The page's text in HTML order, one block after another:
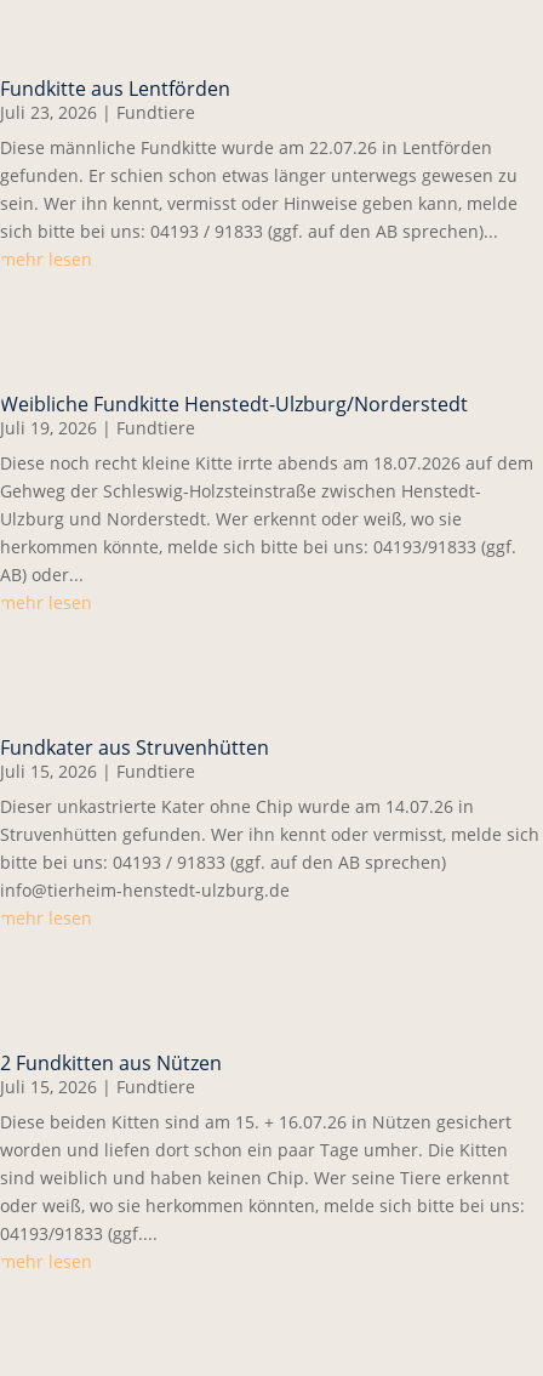
Fundkitte aus Lentförden
Juli 23, 2026 | Fundtiere
Diese männliche Fundkitte wurde am 22.07.26 in Lentförden
gefunden. Er schien schon etwas länger unterwegs gewesen zu
sein. Wer ihn kennt, vermisst oder Hinweise geben kann, melde
sich bitte bei uns: 04193 / 91833 (ggf. auf den AB sprechen)...
mehr lesen
Weibliche Fundkitte Henstedt-Ulzburg/Norderstedt
Juli 19, 2026 | Fundtiere
Diese noch recht kleine Kitte irrte abends am 18.07.2026 auf dem
Gehweg der Schleswig-Holzsteinstraße zwischen Henstedt-
Ulzburg und Norderstedt. Wer erkennt oder weiß, wo sie
herkommen könnte, melde sich bitte bei uns: 04193/91833 (ggf.
AB) oder...
mehr lesen
Fundkater aus Struvenhütten
Juli 15, 2026 | Fundtiere
Dieser unkastrierte Kater ohne Chip wurde am 14.07.26 in
Struvenhütten gefunden. Wer ihn kennt oder vermisst, melde sich
bitte bei uns: 04193 / 91833 (ggf. auf den AB sprechen)
info@tierheim-henstedt-ulzburg.de
mehr lesen
2 Fundkitten aus Nützen
Juli 15, 2026 | Fundtiere
Diese beiden Kitten sind am 15. + 16.07.26 in Nützen gesichert
worden und liefen dort schon ein paar Tage umher. Die Kitten
sind weiblich und haben keinen Chip. Wer seine Tiere erkennt
oder weiß, wo sie herkommen könnten, melde sich bitte bei uns:
04193/91833 (ggf....
mehr lesen